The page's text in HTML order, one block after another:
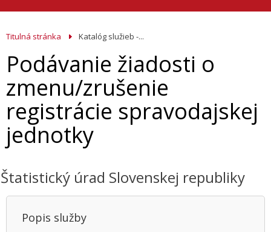
Titulná stránka Katalóg služieb -...
Podávanie žiadosti o
zmenu/zrušenie
registrácie spravodajskej
jednotky
Štatistický úrad Slovenskej republiky
Popis služby